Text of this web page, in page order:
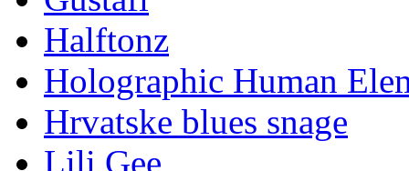
Halftonz
Holographic Human
Hrvatske blues snage
Lili Gee